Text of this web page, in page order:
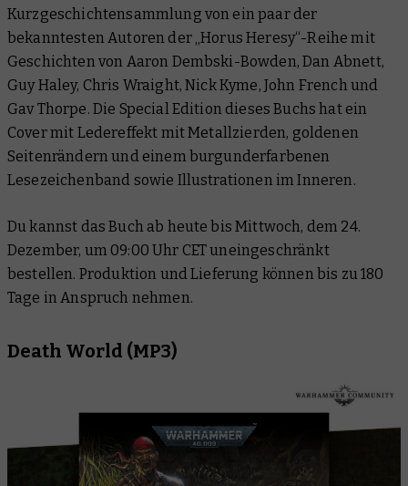
Kurzgeschichtensammlung von ein paar der
bekanntesten Autoren der „Horus Heresy“-Reihe mit
Geschichten von Aaron Dembski-Bowden, Dan Abnett,
Guy Haley, Chris Wraight, Nick Kyme, John French und
Gav Thorpe. Die Special Edition dieses Buchs hat ein
Cover mit Ledereffekt mit Metallzierden, goldenen
Seitenrändern und einem burgunderfarbenen
Lesezeichenband sowie Illustrationen im Inneren.
Du kannst das Buch ab heute bis Mittwoch, dem 24.
Dezember, um 09:00 Uhr CET uneingeschränkt
bestellen. Produktion und Lieferung können bis zu 180
Tage in Anspruch nehmen.
Death World (MP3)